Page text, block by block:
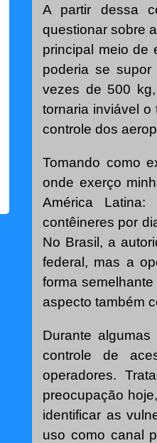
A partir dessa
questionar sobre
principal meio de
poderia se
vezes de 500
tornaria inviável
controle dos
Tomando como
onde exerço
América
contêineres por
No Brasil, a
federal, mas a
forma
aspecto também
Durante
controle de
operadores.
preocupação
identificar as
uso como canal